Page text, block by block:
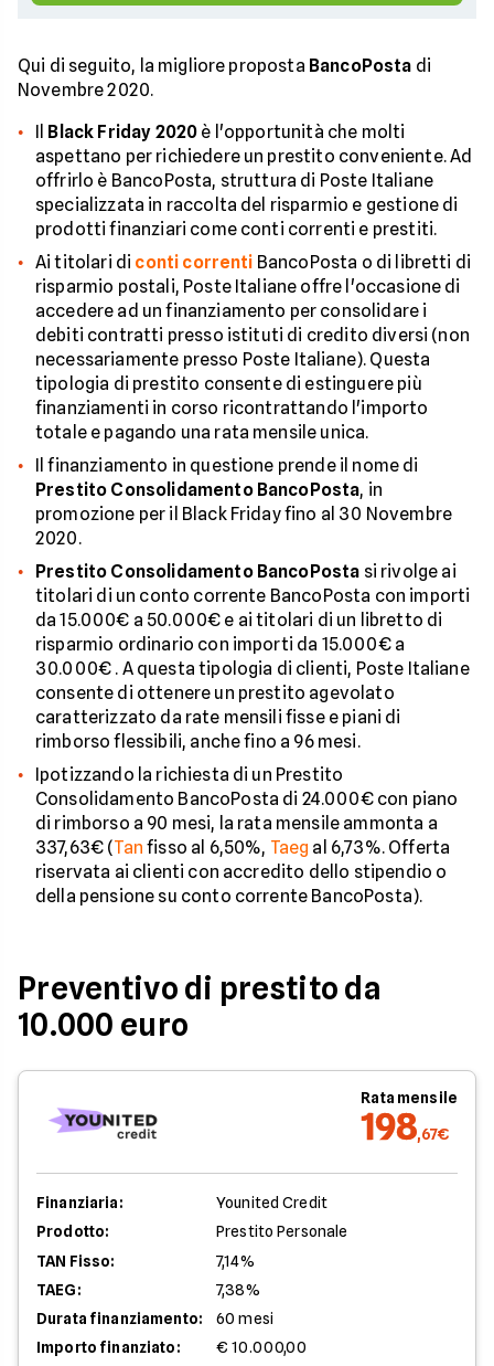
Qui di seguito, la migliore proposta BancoPosta di
Novembre 2020.
Black Friday 2020 è l'opportunità che molti
aspettano per richiedere un prestito conveniente. Ad
offrirlo è BancoPosta, struttura di Poste Italiane
specializzata in raccolta del risparmio e gestione di
prodotti finanziari come conti correnti e prestiti.
Ai titolari di conti correnti BancoPosta o di libretti di
risparmio postali, Poste Italiane offre l'occasione di
accedere ad un finanziamento per consolidare i
debiti contratti presso istituti di credito diversi (non
necessariamente presso Poste Italiane). Questa
tipologia di prestito consente di estinguere più
finanziamenti in corso ricontrattando l'importo
totale e pagando una rata mensile unica.
Il finanziamento in questione prende il nome di
Prestito Consolidamento BancoPosta, in
promozione per il Black Friday fino al 30 Novembre
2020.
Prestito Consolidamento BancoPosta si rivolge ai
titolari di un conto corrente BancoPosta con importi
da 15.000€ a 50.000€ e ai titolari di un libretto di
risparmio ordinario con importi da 15.000€ a
30.000€ . A questa tipologia di clienti, Poste Italiane
consente di ottenere un prestito agevolato
caratterizzato da rate mensili fisse e piani di
rimborso flessibili, anche fino a 96 mesi.
Ipotizzando la richiesta di un Prestito
Consolidamento BancoPosta di 24.000€ con piano
di rimborso a 90 mesi, la rata mensile ammonta a
337,63€ (Tan fisso al 6,50%, Taeg al 6,73%. Offerta
riservata ai clienti con accredito dello stipendio o
della pensione su conto corrente BancoPosta).
Preventivo di prestito da
10.000 euro
Rata mensile
198,67€
Finanziaria:
Younited Credit
Prodotto:
Prestito Personale
TAN Fisso:
7,14%
TAEG:
7,38%
Durata finanziamento:
60 mesi
Importo finanziato:
€ 10.000,00